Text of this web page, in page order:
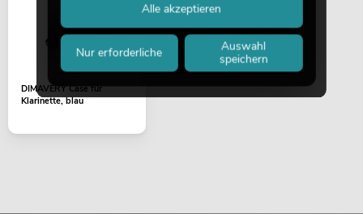
DIMAVERY Case für
Klarinette, blau
Nur erforderliche
Auswahl
speichern
Alle akzeptieren